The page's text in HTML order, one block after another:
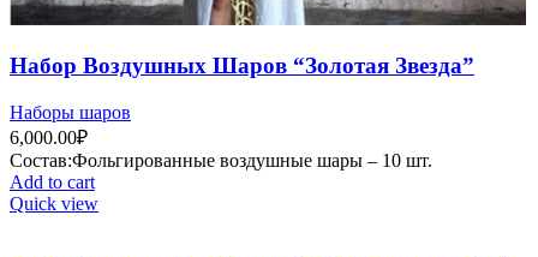
Набор Воздушных Шаров “Золотая Звезда”
Наборы шаров
6,000.00₽
Состав:Фольгированные воздушные шары – 10 шт.
Add to cart
Quick view